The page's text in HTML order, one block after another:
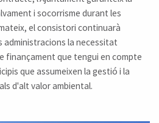
i socorrisme durant les
el consistori continuarà
la necessitat
finançament que tengui en compte
que assumeixen la gestió i la
d'alt valor ambiental.